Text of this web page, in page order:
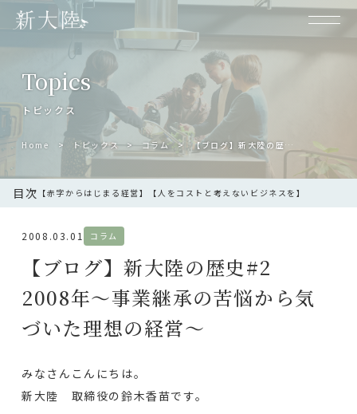
Topics
トピックス
Home トピックス コラム 【ブログ】新大陸の歴史#2 2008年〜事業継承の苦悩から気づいた理想の経営〜
目次 【赤字からはじまる経営】 【人をコストと考えないビジネスを】
2008.03.01 コラム
【ブログ】新大陸の歴史#2
2008年〜事業継承の苦悩から気
づいた理想の経営〜
みなさんこんにちは。
新大陸 取締役の鈴木香苗です。